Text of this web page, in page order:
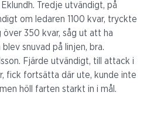
Tredje utvändigt, på
om ledaren 1100 kvar, tryckte
över 350 kvar, såg ut att ha
snuvad på linjen, bra.
Fjärde utvändigt, till attack i
fick fortsätta där ute, kunde inte
höll farten starkt in i mål.